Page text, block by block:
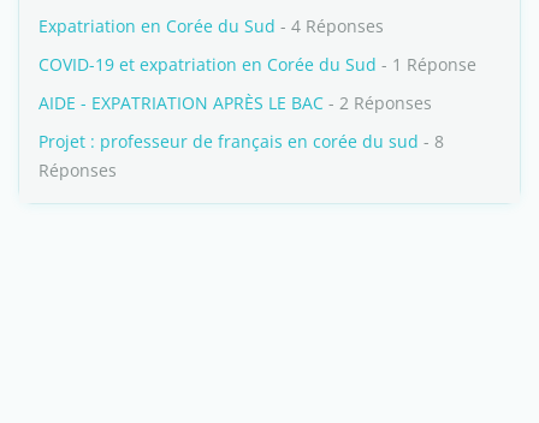
Expatriation en Corée du Sud - 4 Réponses
COVID-19 et expatriation en Corée du Sud - 1 Réponse
AIDE - EXPATRIATION APRÈS LE BAC - 2 Réponses
Projet : professeur de français en corée du sud - 8
Réponses